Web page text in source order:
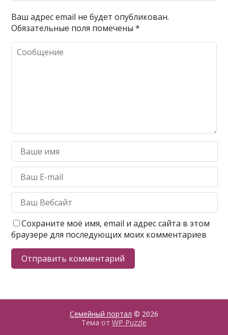
Ваш адрес email не будет опубликован.
Обязательные поля помечены*
Сохраните моё имя, email и адрес сайта в этом
браузере для последующих моих комментариев
Семейный портал © 2026
Тема от WP Puzzle